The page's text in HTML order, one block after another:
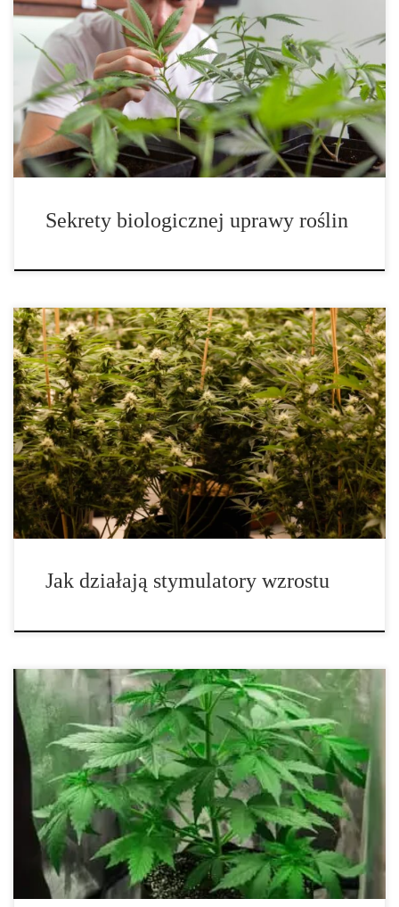
Pożyteczne mikroorganizmy w hydroponice – sekrety
biologicznej uprawy roślin Hydroponika to innowacyjna metoda
uprawy roślin, w której gleba została zastąpiona pożywką wodną o
precyzyjnie dobranym składzie. Jednak nawet najbardziej
zaawansowany system bezglebowy nie osiągnie pełni potencjału
bez biologicznego wsparcia. Tutaj do gry wkraczają pożyteczne
mikroorganizmy – niewidzialni sprzymierzeńcy, którzy […]
Sekrety biologicznej uprawy roślin
Jak działają stymulatory wzrostu roślin i jakie składniki naprawdę
mają znaczenie? Stymulatory wzrostu roślin, zwane także
biostymulatorami, to nowoczesne preparaty, które rewolucjonizują
współczesną uprawę – zarówno w hydroponice, jak i w tradycyjnej
glebie. Ich zadaniem jest nie tylko przyspieszanie wzrostu, lecz
także poprawa odporności i zwiększenie wydajności fotosyntezy.
W przeciwieństwie […]
Jak działają stymulatory wzrostu
Nasiona czy klony – optymalny wybór dla Twojej uprawy roślin
Dylemat „nasiona czy klony” wraca u każdego hodowcy,
niezależnie od skali i doświadczenia. Gdy nie masz dostępu do
zdrowych roślin matecznych, racjonalnym punktem startu są
nasiona. Jeśli jednak Twój ogród działa i zależy Ci na
powtarzalności zbiorów oraz skróceniu cyklu, […]